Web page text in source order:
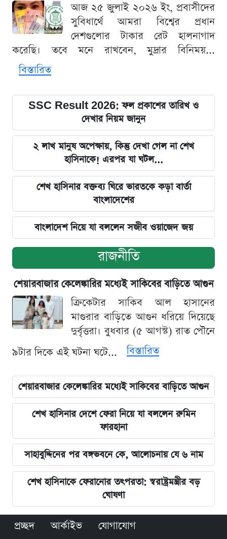
আজ ২৫ জুলাই ২০২৬ ইং, প্রবাসীদের
সুবিধার্থে আমরা বিশ্বের প্রধান
দেশগুলোর টাকার রেট হালনাগাদ
করেছি। তবে মনে রাখবেন, মুদ্রার বিনিময়...
বিস্তারিত
SSC Result 2026: ফল প্রকাশের তারিখ ও
দেখার নিয়ম জানুন
২ লাখ মানুষ অপেক্ষায়, কিন্তু দেখা গেল না শেখ
হাসিনাকে! এরপর যা ঘটল...
শেখ হাসিনার বক্তব্য ঘিরে ভারতকে কড়া বার্তা
বাংলাদেশের
বাংলাদেশ নিয়ে যা বললেন সজীব ওয়াজেদ জয়
রাজনীতি
শেয়ারবাজার কেলেঙ্কারির মধ্যেই সাকিবের বাড়িতে আগুন
ক্রিকেটার সাকিব আল হাসানের
মাগুরার বাড়িতে আগুন ধরিয়ে দিয়েছে
দুর্বৃত্তরা। বুধবার (৫ আগস্ট) রাত পৌনে
৯টার দিকে এই ঘটনা ঘটে...
বিস্তারিত
শেয়ারবাজার কেলেঙ্কারির মধ্যেই সাকিবের বাড়িতে আগুন
শেখ হাসিনার দেশে ফেরা নিয়ে যা বললেন রুমিন
ফারহানা
সাহাবুদ্দিনের পর বঙ্গভবনে কে, আলোচনায় যে ৬ নাম
শেখ হাসিনাকে ফেরানোর তৎপরতা: স্বরাষ্ট্রমন্ত্রীর বড়
ঘোষণা
প্রচ্ছদ আর্কাইভ যোগাযোগ